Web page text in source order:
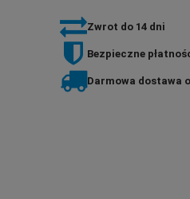
Zwrot do 14 dni
Bezpieczne
Darmowa dostawa